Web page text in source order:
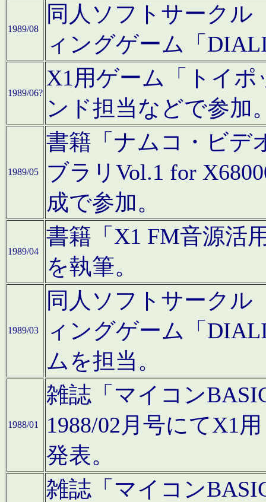
1989/08
同人ソフトサークル
ィングゲーム「
1989/06?
X1用ゲーム「トイ
ンド担当などで参加
1989/05
書籍「ナムコ・ビデ
ブラリVol.1 for
成で参加。
1989/04
書籍「X1 FM音源活
を執筆。
1989/03
同人ソフトサークル
ィングゲーム「
ムを担当。
1988/01
雑誌「マイコン
1988/02月号にてX1
発表。
雑誌「マイコン